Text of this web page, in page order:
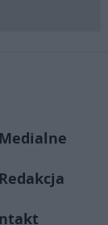
Redakcja